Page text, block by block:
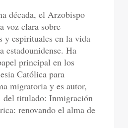
década, el Arzobispo
voz clara sobre
y espirituales en la vida
estadounidense. Ha
principal en los
Católica para
migratoria y es autor,
titulado: Inmigración
renovando el alma de